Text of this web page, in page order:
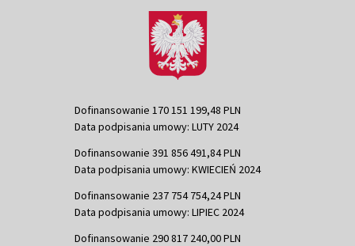
Dofinansowanie 170 151 199,48 PLN
Data podpisania umowy: LUTY 2024
Dofinansowanie 391 856 491,84 PLN
Data podpisania umowy: KWIECIEŃ 2024
Dofinansowanie 237 754 754,24 PLN
Data podpisania umowy: LIPIEC 2024
Dofinansowanie 290 817 240,00 PLN